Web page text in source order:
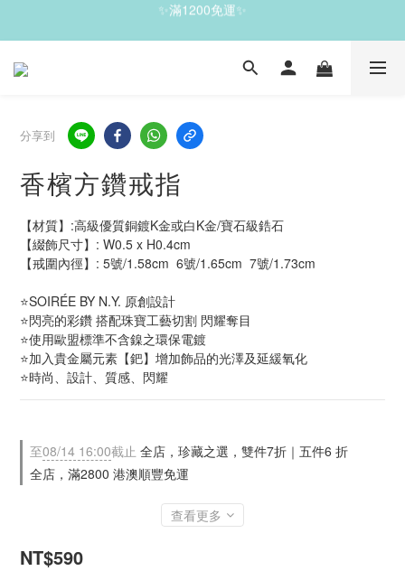
✨滿1200免運✨
✨珍藏之選，雙件7折｜五件6 折✨
✨滿1200免運✨
分享到
香檳方鑽戒指
【材質】:高級優質銅鍍K金或白K金/寶石級鋯石
【綴飾尺寸】: W0.5 x H0.4cm
【戒圍內徑】: 5號/1.58cm  6號/1.65cm  7號/1.73cm
⭐SOIRÉE BY N.Y. 原創設計
⭐閃亮的彩鑽 搭配珠寶工藝切割 閃耀奪目
⭐使用歐盟標準不含鎳之環保電鍍
⭐加入貴金屬元素【鈀】增加飾品的光澤及延緩氧化
⭐時尚、設計、質感、閃耀
至08/14 16:00截止 全店，珍藏之選，雙件7折｜五件6 折
全店，滿2800 港澳順豐免運
查看更多
NT$590